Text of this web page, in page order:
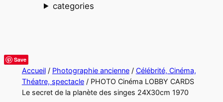
categories
Save
Accueil/ Photographie ancienne/ Célébrité, Cinéma,
Théatre, spectacle/ PHOTO Cinéma LOBBY CARDS
Le secret de la planète des singes 24X30cm 1970